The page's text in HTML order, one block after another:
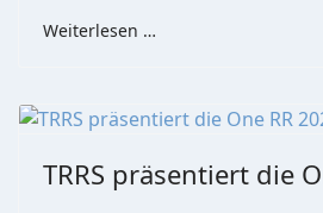
Weiterlesen …
TRRS präsentiert die